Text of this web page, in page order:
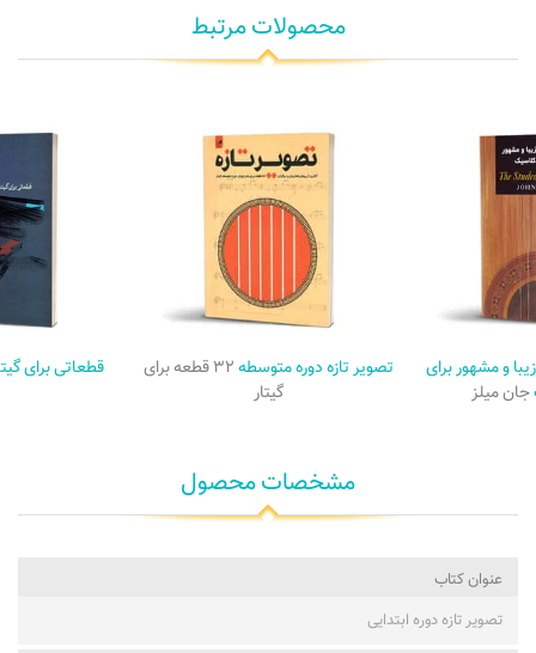
محصولات مرتبط
و مشهور برای
جان میلز
تصویر تازه دوره متوسطه
۳۲ قطعه برای
گیتار
قطعاتی برای
مشخصات محصول
عنوان کتاب
تصویر تازه دوره ابتدایی